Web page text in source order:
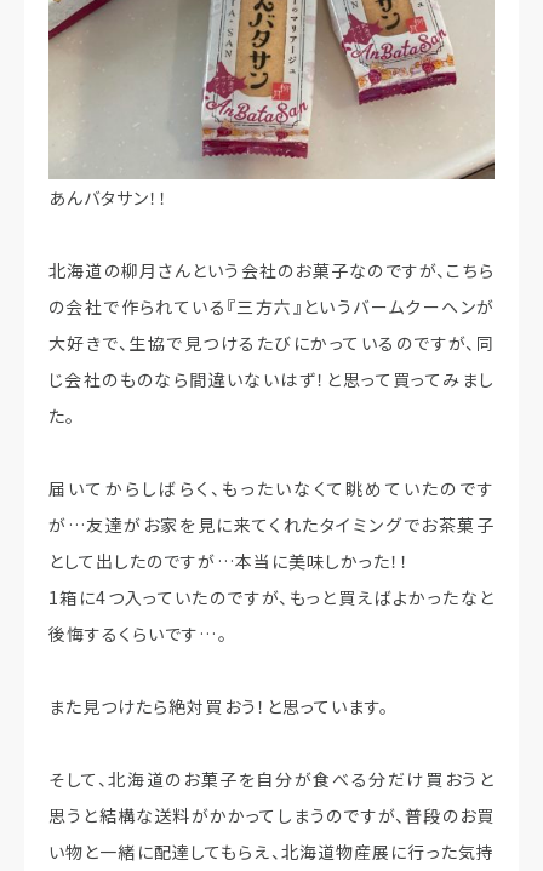
あんバタサン！！
北海道の柳月さんという会社のお菓子なのですが、こちら
の会社で作られている『三方六』というバームクーヘンが
大好きで、生協で見つけるたびにかっているのですが、同
じ会社のものなら間違いないはず！と思って買ってみまし
た。
届いてからしばらく、もったいなくて眺めていたのです
が…友達がお家を見に来てくれたタイミングでお茶菓子
として出したのですが…本当に美味しかった！！
1箱に4つ入っていたのですが、もっと買えばよかったなと
後悔するくらいです…。
また見つけたら絶対買おう！と思っています。
そして、北海道のお菓子を自分が食べる分だけ買おうと
思うと結構な送料がかかってしまうのですが、普段のお買
い物と一緒に配達してもらえ、北海道物産展に行った気持